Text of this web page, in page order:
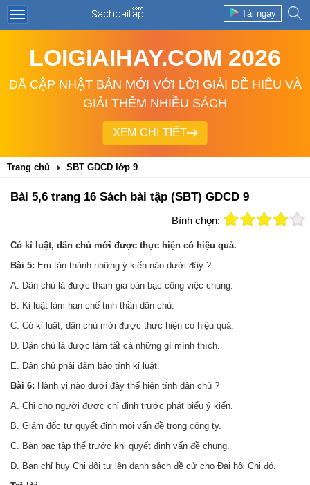
Tải ngay
LOIGIAIHAY.COM 2026
ĐÃ CẬP NHẬT BẢN MỚI VỚI LỜI GIẢI DỄ HIỂU VÀ
GIẢI THÊM NHIỀU SÁCH
XEM CHI TIẾT
Trang chủ SBT GDCD lớp 9
Bài 5,6 trang 16 Sách bài tập (SBT) GDCD 9
Bình chọn:
Có kỉ luật, dân chủ mới được thực hiện có hiệu quả.
Bài 5: Em tán thành những ý kiến nào dưới đây ?
A. Dân chủ là được tham gia bàn bạc công việc chung.
B. Kỉ luật làm hạn chế tinh thần dân chủ.
C. Có kỉ luật, dân chủ mới được thực hiện có hiệu quả.
D. Dân chủ là được làm tất cả những gì mình thích.
E. Dân chủ phải đảm bảo tính kỉ luật.
Bài 6: Hành vi nào dưới đây thể hiện tính dân chủ ?
A. Chỉ cho người được chỉ định trước phát biểu ý kiến.
B. Giám đốc tự quyết định mọi vấn đề trong công ty.
C. Bàn bạc tập thể trước khi quyết định vấn đề chung.
D. Ban chỉ huy Chi đội tự lên danh sách đề cử cho Đại hội Chi đó.